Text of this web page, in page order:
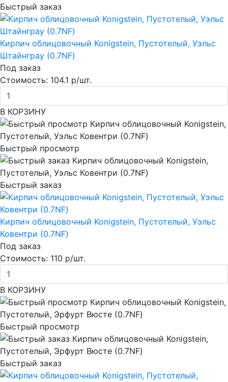
Быстрый заказ
Кирпич облицовочный Konigstein, Пустотелый, Уэльс
Штайнграу (0.7NF)
Под заказ
Стоимость: 104.1 р/шт.
В КОРЗИНУ
Быстрый просмотр
Быстрый заказ
Кирпич облицовочный Konigstein, Пустотелый, Уэльс
Ковентри (0.7NF)
Под заказ
Стоимость: 110 р/шт.
В КОРЗИНУ
Быстрый просмотр
Быстрый заказ